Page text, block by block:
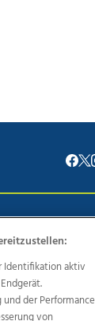
Galerien
Identifikation aktiv
der Performance
von